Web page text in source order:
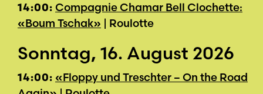
14:00: Compagnie Chamar Bell Clochette:
«Boum Tschak» | Roulotte
Sonntag, 16. August 2026
14:00: «Floppy und Treschter – On the Road